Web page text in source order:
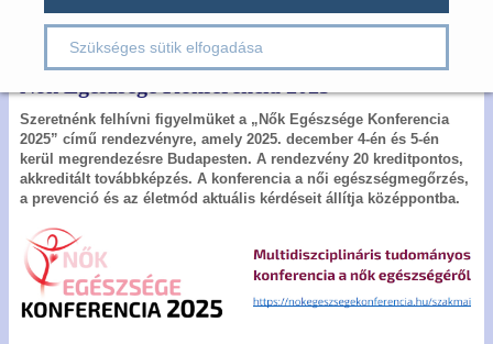
Rovatok: Hírek Hazai események
Szeretnénk felhívni figyelmüket a „Nők Egészsége Konferencia
2025” című rendezvényre, amely 2025. december 4-én és 5-én
kerül megrendezésre Budapesten. A rendezvény 20 kreditpontos,
akkreditált továbbképzés. A konferencia a női egészségmegőrzés,
a prevenció és az életmód aktuális kérdéseit állítja középpontba.
Szükséges sütik elfogadása